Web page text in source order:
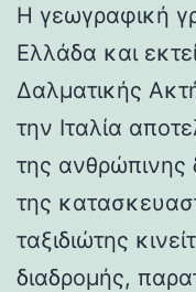
Η γεωγραφική
Ελλάδα και
Δαλματικής
την Ιταλία
της ανθρώπινης
της
ταξιδιώτης
διαδρομής,